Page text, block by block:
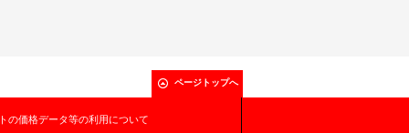
ページトップへ
の価格データ等の利用について